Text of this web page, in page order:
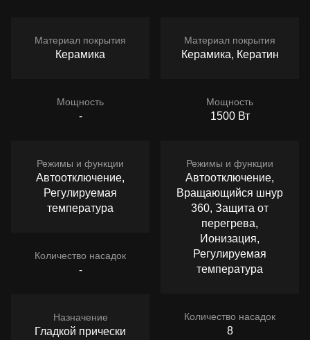
Материал покрытия
Керамика
Мощность
-
Режимы и функции
Автоотключение,
Регулируемая
температура
Количество насадок
-
Назначение
Гладкой прически
Материал покрытия
Керамика, Кератин
Мощность
1500 Вт
Режимы и функции
Автоотключение,
Вращающийся шнур
360, Защита от
перегрева,
Ионизация,
Регулируемая
температура
Количество насадок
8